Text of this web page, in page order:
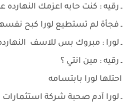
ـ رقيه : كنت حابه اعزمك النهارده
ـ فجأة لم تستطيع لورا كبح
ـ لورا : مبروك بس للاسف
ـ رقيه : مين انتي ؟
احتلها لورا بابتسامه
ـ لورا آدم صحبة شركة